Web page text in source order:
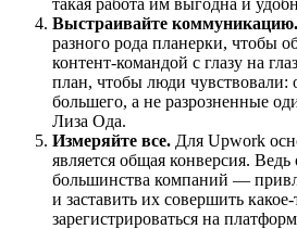
Выстраивайте коммуникацию.
разного рода планерки, чтобы
контент-командой с глазу на
план, чтобы люди чувствовали:
большего, а не разрозненные
Лиза Ода.
Измеряйте все. Для Upwork
является общая конверсия. Ведь
большинства компаний —
и заставить их совершить
зарегистрироваться на